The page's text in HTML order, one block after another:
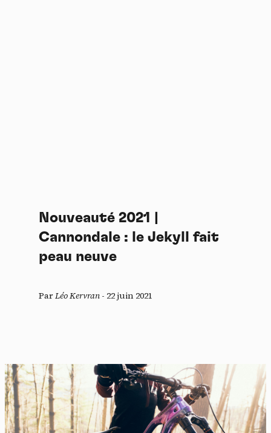
Nouveauté 2021 |
Cannondale : le Jekyll fait
peau neuve
ParLéo Kervran - 22 juin 2021